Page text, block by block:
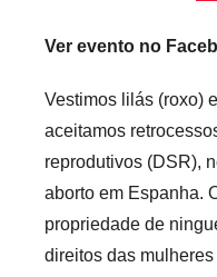
Ver evento no
Vestimos lilás (roxo)
aceitamos
reprodutivos (DSR),
aborto em Espanha.
propriedade de
direitos das